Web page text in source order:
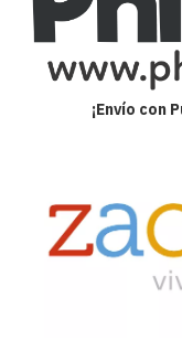
¡Envío con